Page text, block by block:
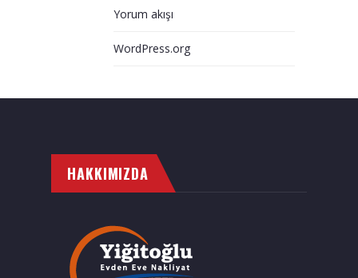
Yorum akışı
WordPress.org
HAKKIMIZDA